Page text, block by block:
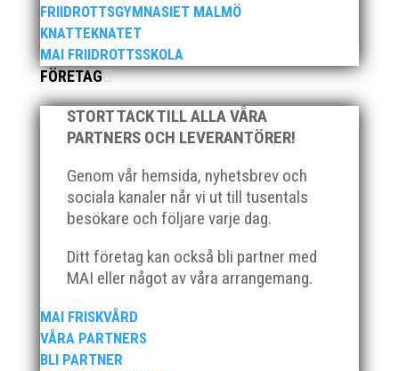
FRIIDROTTSGYMNASIET MALMÖ
KNATTEKNATET
MAI FRIIDROTTSSKOLA
FÖRETAG
STORT TACK TILL ALLA VÅRA
PARTNERS OCH LEVERANTÖRER!
Genom vår hemsida, nyhetsbrev och
sociala kanaler når vi ut till tusentals
besökare och följare varje dag.
Ditt företag kan också bli partner med
MAI eller något av våra arrangemang.
MAI FRISKVÅRD
VÅRA PARTNERS
BLI PARTNER
2025 innebar något av ett internationellt genombrott
för MAI:s kulstötare Wictor Petersson. Året gav
VM inomhus och elva på VM ute i somras. Och en
stark tro på framtiden efter några motiga år när inte
så mycket hänt...